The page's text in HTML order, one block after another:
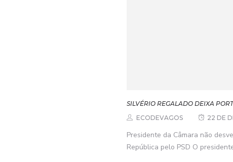
SILVÉRIO REGALADO DEIXA
ECODEVAGOS
22 DE
Presidente da Câmara não
República pelo PSD O